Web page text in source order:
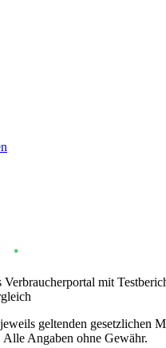
Verbraucherportal mit
geltenden gesetzlichen
Alle Angaben ohne Gewähr.